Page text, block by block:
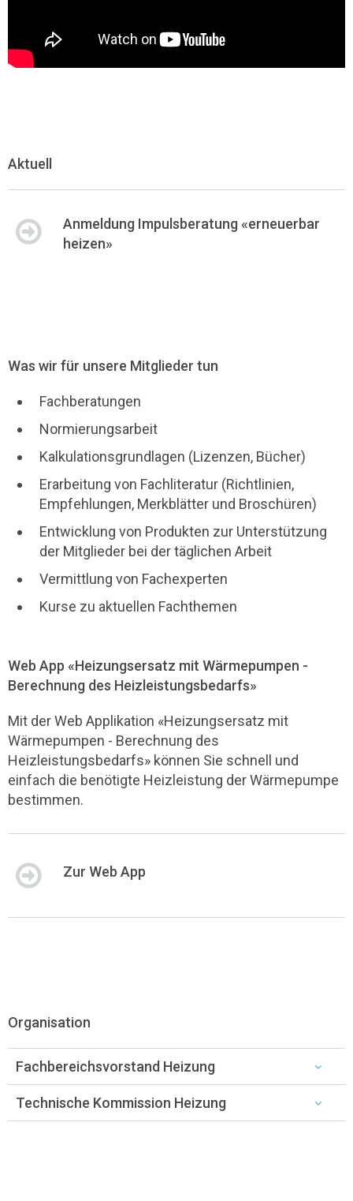
Aktuell
Anmeldung Impulsberatung «erneuerbar
heizen»
Was wir für unsere Mitglieder tun
Fachberatungen
Normierungsarbeit
Kalkulationsgrundlagen (Lizenzen, Bücher)
Erarbeitung von Fachliteratur (Richtlinien,
Empfehlungen, Merkblätter und Broschüren)
Entwicklung von Produkten zur Unterstützung
der Mitglieder bei der täglichen Arbeit
Vermittlung von Fachexperten
Kurse zu aktuellen Fachthemen
Web App «Heizungsersatz mit Wärmepumpen -
Berechnung des Heizleistungsbedarfs»
Mit der Web Applikation «Heizungsersatz mit
Wärmepumpen - Berechnung des
Heizleistungsbedarfs» können Sie schnell und
einfach die benötigte Heizleistung der Wärmepumpe
bestimmen.
Zur Web App
Organisation
Fachbereichsvorstand Heizung
Technische Kommission Heizung